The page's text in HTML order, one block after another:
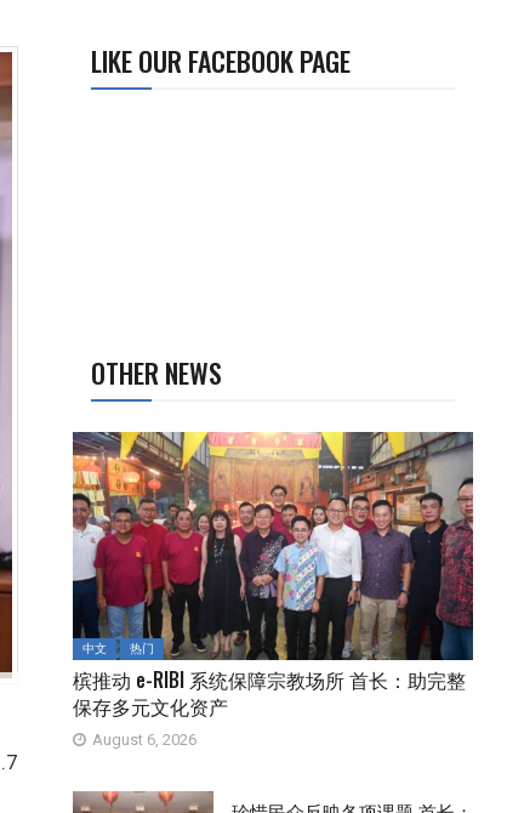
LIKE OUR FACEBOOK PAGE
OTHER NEWS
中文 热门
槟推动 e-RIBI 系统保障宗教场所 首长：助完整
保存多元文化资产
August 6, 2026